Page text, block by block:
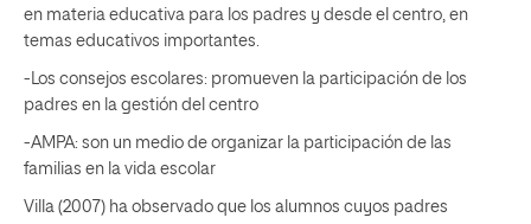
en materia educativa para los padres y desde el centro, en
temas educativos importantes.
-Los consejos escolares: promueven la participación de los
padres en la gestión del centro
-AMPA: son un medio de organizar la participación de las
familias en la vida escolar
Villa (2007) ha observado que los alumnos cuyos padres